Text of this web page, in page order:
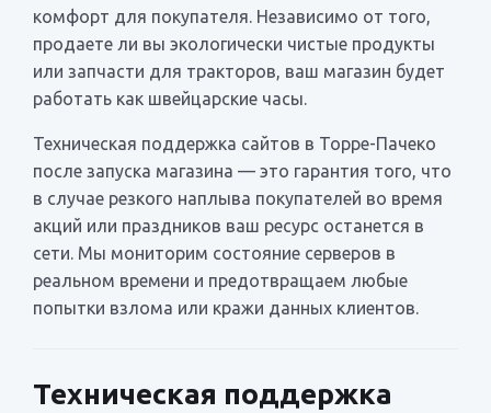
комфорт для покупателя. Независимо от того,
продаете ли вы экологически чистые продукты
или запчасти для тракторов, ваш магазин будет
работать как швейцарские часы.
Техническая поддержка сайтов в Торре-Пачеко
после запуска магазина — это гарантия того, что
в случае резкого наплыва покупателей во время
акций или праздников ваш ресурс останется в
сети. Мы мониторим состояние серверов в
реальном времени и предотвращаем любые
попытки взлома или кражи данных клиентов.
Техническая поддержка